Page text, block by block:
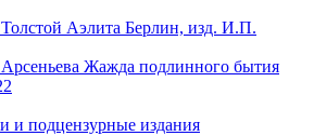
Аэлита Берлин, изд. И.П.
Жажда подлинного бытия
и подцензурные издания